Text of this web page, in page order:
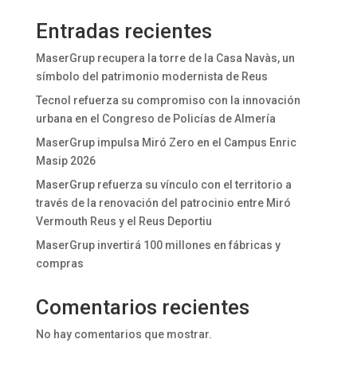
Entradas recientes
MaserGrup recupera la torre de la Casa Navàs, un
símbolo del patrimonio modernista de Reus
Tecnol refuerza su compromiso con la innovación
urbana en el Congreso de Policías de Almería
MaserGrup impulsa Miró Zero en el Campus Enric
Masip 2026
MaserGrup refuerza su vínculo con el territorio a
través de la renovación del patrocinio entre Miró
Vermouth Reus y el Reus Deportiu
MaserGrup invertirá 100 millones en fábricas y
compras
Comentarios recientes
No hay comentarios que mostrar.